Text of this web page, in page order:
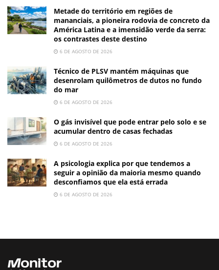
Metade do território em regiões de
mananciais, a pioneira rodovia de concreto da
América Latina e a imensidão verde da serra:
os contrastes deste destino
6 DE AGOSTO DE 2026
Técnico de PLSV mantém máquinas que
desenrolam quilômetros de dutos no fundo
do mar
6 DE AGOSTO DE 2026
O gás invisível que pode entrar pelo solo e se
acumular dentro de casas fechadas
6 DE AGOSTO DE 2026
A psicologia explica por que tendemos a
seguir a opinião da maioria mesmo quando
desconfiamos que ela está errada
6 DE AGOSTO DE 2026